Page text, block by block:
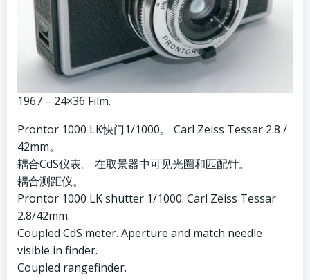
1967 – 24×36 Film.
Prontor 1000 LK快门1/1000。 Carl Zeiss Tessar 2.8 /
42mm。
耦合CdS仪表。 在取景器中可见光圈和匹配针。
耦合测距仪。
Prontor 1000 LK shutter 1/1000. Carl Zeiss Tessar
2.8/42mm.
Coupled CdS meter. Aperture and match needle
visible in finder.
Coupled rangefinder.